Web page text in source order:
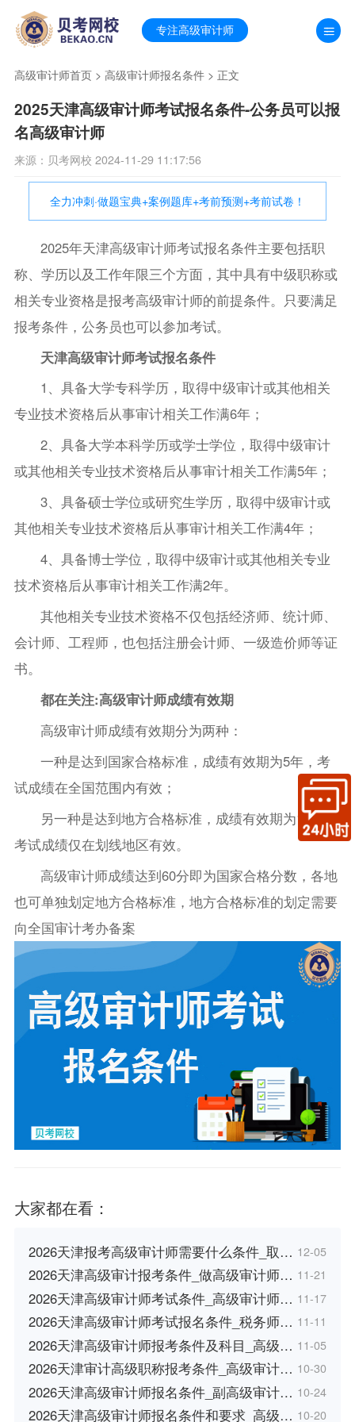
专注高级审计师
高级审计师首页> 高级审计师报名条件> 正文
2025天津高级审计师考试报名条件-公务员可以报
名高级审计师
来源：贝考网校 2024-11-29 11:17:56
全力冲刺·做题宝典+案例题库+考前预测+考前试卷！
2025年天津高级审计师考试报名条件主要包括职
称、学历以及工作年限三个方面，其中具有中级职称或
相关专业资格是报考高级审计师的前提条件。只要满足
报考条件，公务员也可以参加考试。
天津高级审计师考试报名条件
1、具备大学专科学历，取得中级审计或其他相关
专业技术资格后从事审计相关工作满6年；
2、具备大学本科学历或学士学位，取得中级审计
或其他相关专业技术资格后从事审计相关工作满5年；
3、具备硕士学位或研究生学历，取得中级审计或
其他相关专业技术资格后从事审计相关工作满4年；
4、具备博士学位，取得中级审计或其他相关专业
技术资格后从事审计相关工作满2年。
其他相关专业技术资格不仅包括经济师、统计师、
会计师、工程师，也包括注册会计师、一级造价师等证
书。
都在关注:高级审计师成绩有效期
高级审计师成绩有效期分为两种：
一种是达到国家合格标准，成绩有效期为5年，考
试成绩在全国范围内有效；
另一种是达到地方合格标准，成绩有效期为1年，
考试成绩仅在划线地区有效。
高级审计师成绩达到60分即为国家合格分数，各地
也可单独划定地方合格标准，地方合格标准的划定需要
向全国审计考办备案
大家都在看：
2026天津报考高级审计师需要什么条件_取… 12-05
2026天津高级审计报考条件_做高级审计师… 11-21
2026天津高级审计师考试条件_高级审计师… 11-17
2026天津高级审计师考试报名条件_税务师… 11-11
2026天津高级审计师报考条件及科目_高级… 11-05
2026天津审计高级职称报考条件_高级审计… 10-30
2026天津高级审计师报名条件_副高级审计… 10-24
2026天津高级审计师报名条件和要求_高级… 10-20